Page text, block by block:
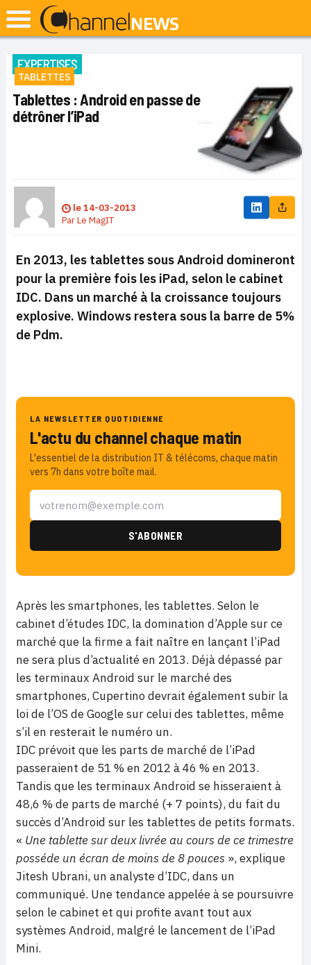
EXPERTISES
TABLETTES
Tablettes : Android en passe de
détrôner l’iPad
le14-03-2013
ParLe MagIT
En 2013, les tablettes sous Android domineront
pour la première fois les iPad, selon le cabinet
IDC. Dans un marché à la croissance toujours
explosive. Windows restera sous la barre de 5%
de Pdm.
LA NEWSLETTER QUOTIDIENNE
L'actu du channel chaque matin
L'essentiel de la distribution IT & télécoms, chaque matin
vers 7h dans votre boîte mail.
Après les smartphones, les tablettes. Selon le
cabinet d’études IDC, la domination d’Apple sur ce
marché que la firme a fait naître en lançant l’iPad
ne sera plus d’actualité en 2013. Déjà dépassé par
les terminaux Android sur le marché des
smartphones, Cupertino devrait également subir la
loi de l’OS de Google sur celui des tablettes, même
s’il en resterait le numéro un.
IDC prévoit que les parts de marché de l’iPad
passeraient de 51 % en 2012 à 46 % en 2013.
Tandis que les terminaux Android se hisseraient à
48,6 % de parts de marché (+ 7 points), du fait du
succès d’Android sur les tablettes de petits formats.
« Une tablette sur deux livrée au cours de ce trimestre
posséde un écran de moins de 8 pouces », explique
Jitesh Ubrani, un analyste d’IDC, dans un
communiqué. Une tendance appelée à se poursuivre
selon le cabinet et qui profite avant tout aux
systèmes Android, malgré le lancement de l’iPad
Mini.